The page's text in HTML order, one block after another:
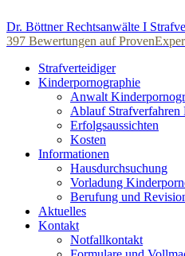
Dr. Böttner Rechtsanwälte I
397 Bewertungen auf
Strafverteidiger
Kinderpornographie
Anwalt
Ablauf Strafverfahren
Erfolgsaussichten
Kosten
Informationen
Hausdurchsuchung
Vorladung
Berufung und
Aktuelles
Kontakt
Notfallkontakt